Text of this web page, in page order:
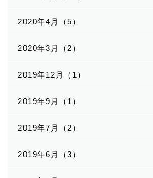
2020年4月（5）
2020年3月（2）
2019年12月（1）
2019年9月（1）
2019年7月（2）
2019年6月（3）